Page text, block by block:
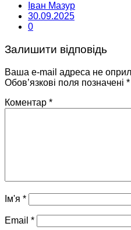
Іван Мазур
30.09.2025
0
Залишити відповідь
Ваша e-mail адреса не
Обов’язкові поля позначені *
Коментар *
Ім'я *
Email *